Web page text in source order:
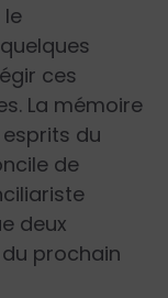
le
ces
La mémoire
du
de
deux
prochain